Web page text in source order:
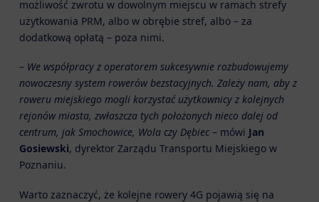
możliwość zwrotu w dowolnym miejscu w ramach strefy
użytkowania PRM, albo w obrębie stref, albo – za
dodatkową opłatą – poza nimi.
– We współpracy z operatorem sukcesywnie rozbudowujemy
nowoczesny system rowerów bezstacyjnych. Zależy nam, aby z
roweru miejskiego mogli korzystać użytkownicy z kolejnych
rejonów miasta, zwłaszcza tych położonych nieco dalej od
centrum, jak Smochowice, Wola czy Dębiec – mówi Jan
Gosiewski, dyrektor Zarządu Transportu Miejskiego w
Poznaniu.
Warto zaznaczyć, że kolejne rowery 4G pojawią się na